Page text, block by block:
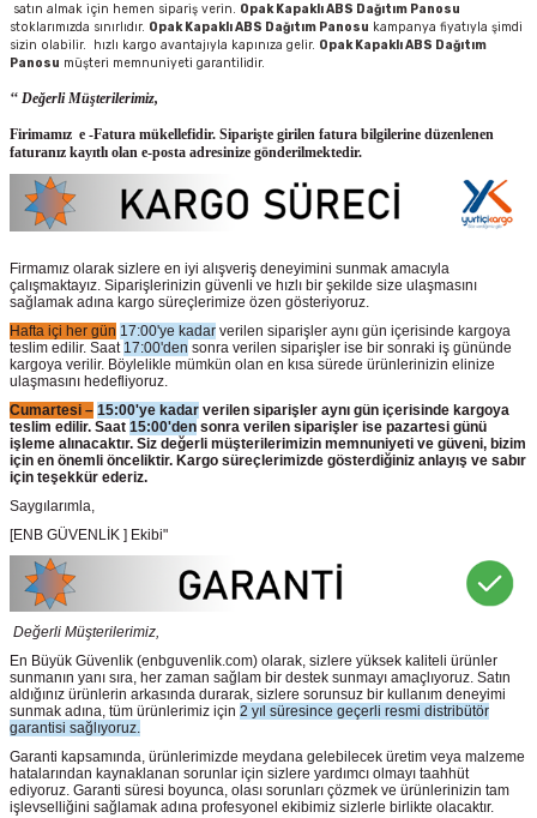
satın almak için hemen sipariş verin. Opak Kapaklı ABS Dağıtım Panosu
stoklarımızda sınırlıdır. Opak Kapaklı ABS Dağıtım Panosu kampanya fiyatıyla şimdi
sizin olabilir. hızlı kargo avantajıyla kapınıza gelir. Opak Kapaklı ABS Dağıtım
Panosu müşteri memnuniyeti garantilidir.
‘‘ Değerli Müşterilerimiz,
Firimamız e -Fatura mükellefidir. Siparişte girilen fatura bilgilerine düzenlenen
faturanız kayıtlı olan e-posta adresinize gönderilmektedir.
Firmamız olarak sizlere en iyi alışveriş deneyimini sunmak amacıyla
çalışmaktayız. Siparişlerinizin güvenli ve hızlı bir şekilde size ulaşmasını
sağlamak adına kargo süreçlerimize özen gösteriyoruz.
Hafta içi her gün 17:00'ye kadar verilen siparişler aynı gün içerisinde kargoya
teslim edilir. Saat 17:00'den sonra verilen siparişler ise bir sonraki iş gününde
kargoya verilir. Böylelikle mümkün olan en kısa sürede ürünlerinizin elinize
ulaşmasını hedefliyoruz.
Cumartesi – 15:00'ye kadar verilen siparişler aynı gün içerisinde kargoya
teslim edilir. Saat 15:00'den sonra verilen siparişler ise pazartesi günü
işleme alınacaktır. Siz değerli müşterilerimizin memnuniyeti ve güveni, bizim
için en önemli önceliktir. Kargo süreçlerimizde gösterdiğiniz anlayış ve sabır
için teşekkür ederiz.
Saygılarımla,
[ENB GÜVENLİK ] Ekibi"
Değerli Müşterilerimiz,
En Büyük Güvenlik (enbguvenlik.com) olarak, sizlere yüksek kaliteli ürünler
sunmanın yanı sıra, her zaman sağlam bir destek sunmayı amaçlıyoruz. Satın
aldığınız ürünlerin arkasında durarak, sizlere sorunsuz bir kullanım deneyimi
sunmak adına, tüm ürünlerimiz için 2 yıl süresince geçerli resmi distribütör
garantisi sağlıyoruz.
Garanti kapsamında, ürünlerimizde meydana gelebilecek üretim veya malzeme
hatalarından kaynaklanan sorunlar için sizlere yardımcı olmayı taahhüt
ediyoruz. Garanti süresi boyunca, olası sorunları çözmek ve ürünlerinizin tam
işlevselliğini sağlamak adına profesyonel ekibimiz sizlerle birlikte olacaktır.